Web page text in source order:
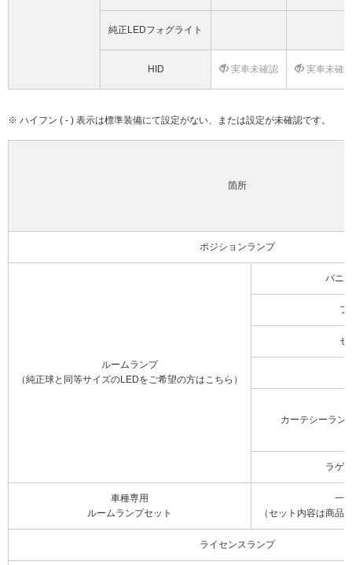
純正LEDフォグライト
HID 実車未確認 実車未確
※ ハイフン ( - ) 表示は標準装備にて設定がない、または設定が未確認です。
箇所
ポジションランプ
ルームランプ
（純正球と同等サイズのLEDをご希望の方はこちら）
バニ
フ
セ
カーテシーラン
ラゲ
車種専用
ルームランプセット
一
（セット内容は商品
ライセンスランプ